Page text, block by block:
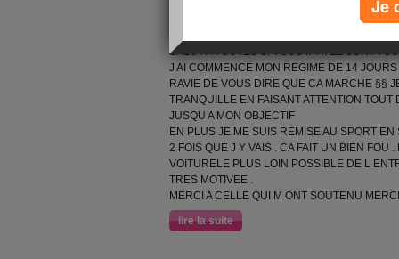
SALUT A TOUTES SI VOUS M AVEZ SUIVI
J AI COMMENCE MON REGIME DE 14
RAVIE DE VOUS DIRE QUE CA MARCHE §§
TRANQUILLE EN FAISANT ATTENTION
JUSQU A MON OBJECTIF
EN PLUS JE ME SUIS REMISE AU SPORT
2 FOIS QUE J Y VAIS . CA FAIT UN BIEN FOU
VOITURELE PLUS LOIN POSSIBLE DE L
TRES MOTIVEE .
MERCI A CELLE QUI M ONT SOUTENU
lire la suite
Je